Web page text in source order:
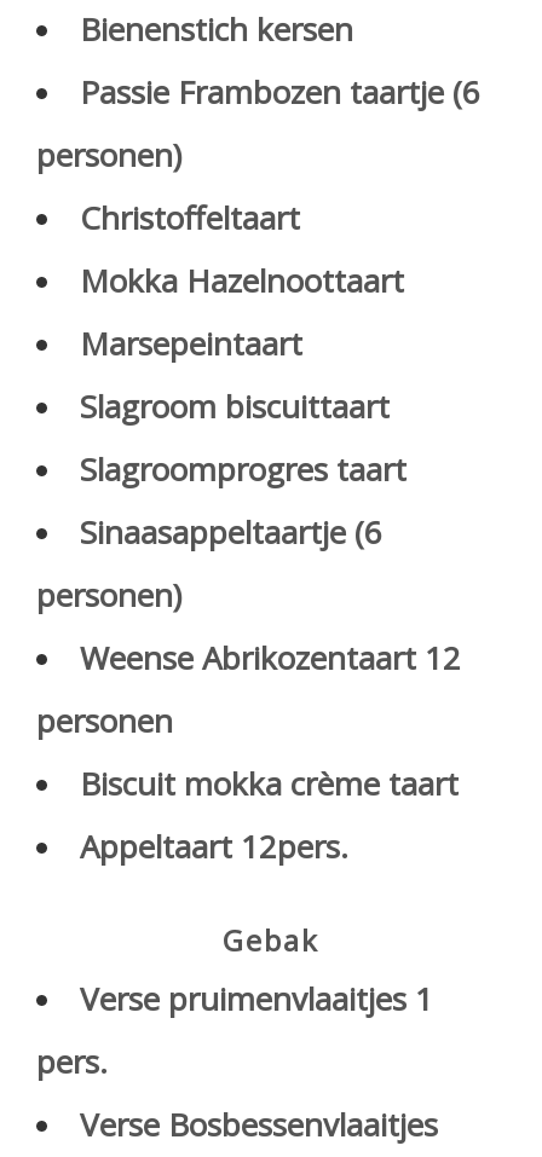
Bienenstich kersen
Passie Frambozen taartje (6
personen)
Christoffeltaart
Mokka Hazelnoottaart
Marsepeintaart
Slagroom biscuittaart
Slagroomprogres taart
Sinaasappeltaartje (6
personen)
Weense Abrikozentaart 12
personen
Biscuit mokka crème taart
Appeltaart 12pers.
Gebak
Verse pruimenvlaaitjes 1
pers.
Verse Bosbessenvlaaitjes